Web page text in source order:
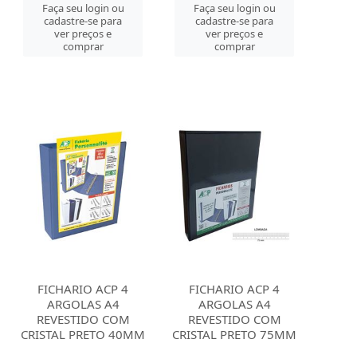
Faça seu login ou
cadastre-se para
ver preços e
comprar
Faça seu login ou
cadastre-se para
ver preços e
comprar
FICHARIO ACP 4
ARGOLAS A4
REVESTIDO COM
CRISTAL PRETO 40MM
FICHARIO ACP 4
ARGOLAS A4
REVESTIDO COM
CRISTAL PRETO 75MM